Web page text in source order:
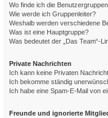
Wo finde ich die
Wie werde ich Gruppenleiter?
Weshalb werden verschiedene
Was ist eine Hauptgruppe?
Was bedeutet der „Das Team“-
Private Nachrichten
Ich kann keine Privaten
Ich bekomme ständig
Ich habe eine Spam-E-Mail von
Freunde und ignorierte